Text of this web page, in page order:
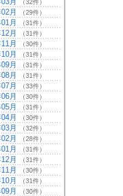
（32件）
月 （29件）
月 （31件）
月 （31件）
月 （30件）
月 （31件）
月 （31件）
月 （31件）
月 （33件）
月 （30件）
月 （31件）
月 （30件）
月 （32件）
月 （28件）
月 （31件）
月 （31件）
月 （30件）
月 （31件）
月 （30件）